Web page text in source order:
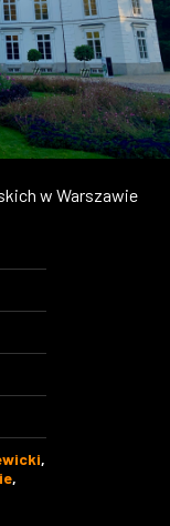
w Warszawie
,
,